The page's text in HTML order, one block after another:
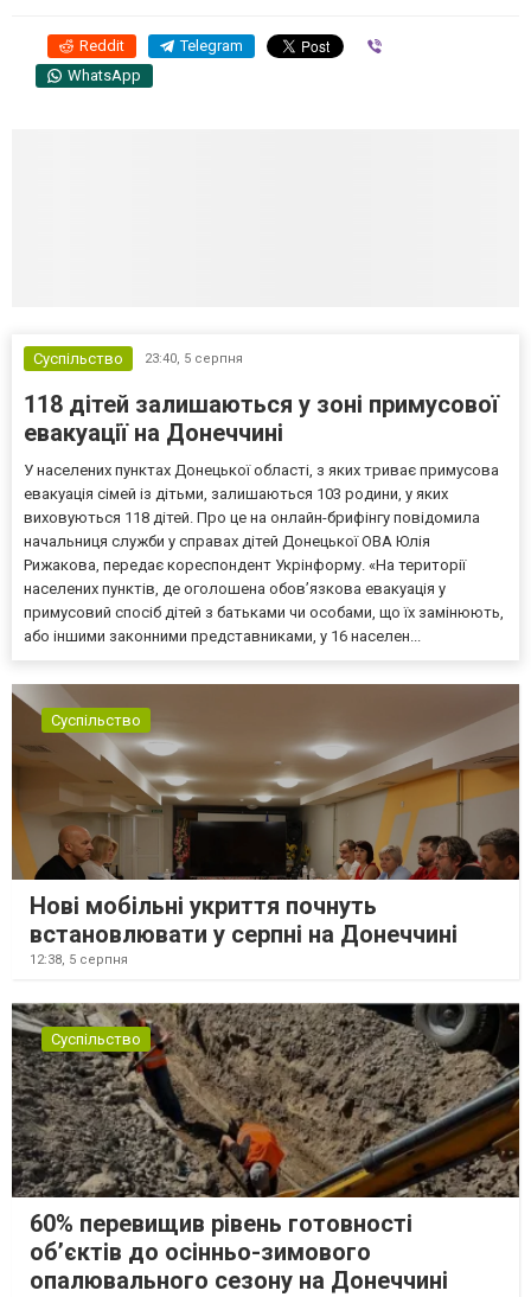
Reddit Telegram
WhatsApp
Суспільство 23:40, 5 серпня
118 дітей залишаються у зоні примусової
евакуації на Донеччині
У населених пунктах Донецької області, з яких триває примусова
евакуація сімей із дітьми, залишаються 103 родини, у яких
виховуються 118 дітей. Про це на онлайн-брифінгу повідомила
начальниця служби у справах дітей Донецької ОВА Юлія
Рижакова, передає кореспондент Укрінформу. «На території
населених пунктів, де оголошена обов’язкова евакуація у
примусовий спосіб дітей з батьками чи особами, що їх замінюють,
або іншими законними представниками, у 16 населен...
Суспільство
Нові мобільні укриття почнуть
встановлювати у серпні на Донеччині
12:38, 5 серпня
Суспільство
60% перевищив рівень готовності
об’єктів до осінньо-зимового
опалювального сезону на Донеччині